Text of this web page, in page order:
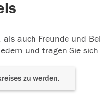
auch Freunde und
und tragen Sie
zu werden.